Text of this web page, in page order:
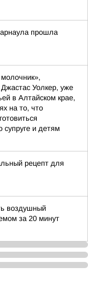
прошла
Уолкер, уже
в Алтайском крае,
на то, что
и детям
рецепт для
воздушный
за 20 минут